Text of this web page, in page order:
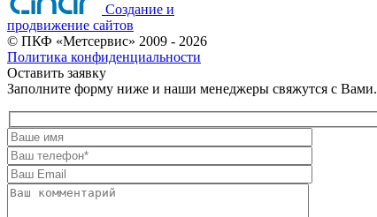
Создание и
продвижение сайтов
© ПКФ «Метсервис» 2009 - 2026
Политика конфиденциальности
Оставить заявку
Заполните форму ниже и наши менеджеры свяжутся с Вами.